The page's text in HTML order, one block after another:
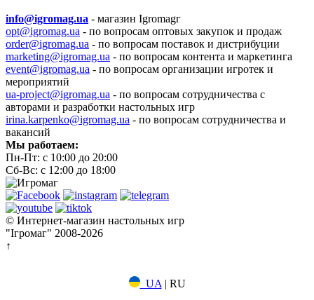
info@igromag.ua - магазин Igromagг
opt@igromag.ua - по вопросам оптовых закупок и продаж
order@igromag.ua - по вопросам поставок и дистрибуции
marketing@igromag.ua - по вопросам контента и маркетинга
event@igromag.ua - по вопросам организации игротек и
мероприятий
ua-project@igromag.ua - по вопросам сотрудничества с
авторами и разработки настольных игр
irina.karpenko@igromag.ua - по вопросам сотрудничества и
вакансий
Мы работаем:
Пн-Пт: с 10:00 до 20:00
Сб-Вс: с 12:00 до 18:00
© Интернет-магазин настольных игр
"Ігромаг" 2008-2026
↑
UA | RU